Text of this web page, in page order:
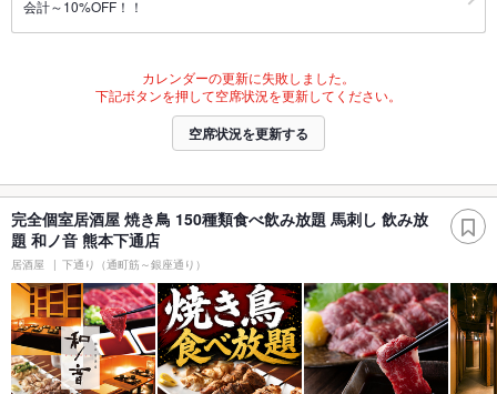
会計～10%OFF！！
カレンダーの更新に失敗しました。
下記ボタンを押して空席状況を更新してください。
空席状況を更新する
完全個室居酒屋 焼き鳥 150種類食べ飲み放題 馬刺し 飲み放
題 和ノ音 熊本下通店
居酒屋 下通り（通町筋～銀座通り）